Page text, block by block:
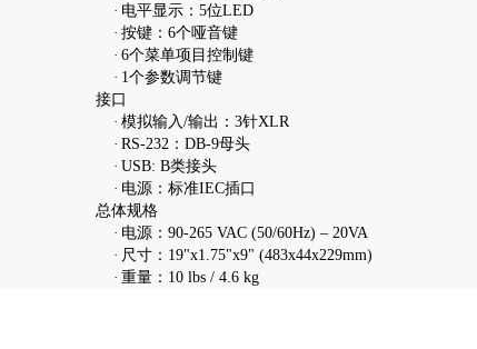
· 电平显示：5位LED
· 按键：6个哑音键
· 6个菜单项目控制键
· 1个参数调节键
接口
· 模拟输入/输出：3针XLR
· RS-232：DB-9母头
· USB: B类接头
· 电源：标准IEC插口
总体规格
· 电源：90-265 VAC (50/60Hz) – 20VA
· 尺寸：19"x1.75"x9" (483x44x229mm)
· 重量：10 lbs / 4.6 kg